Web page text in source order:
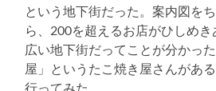
という地下街だった。案内図を
ら、200を超えるお店がひしめ
広い地下街だってことが分かっ
屋」というたこ焼き屋さんがあ
行ってみた。